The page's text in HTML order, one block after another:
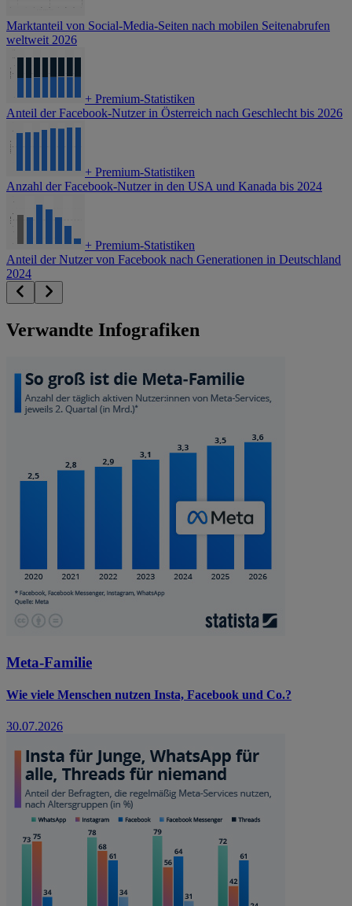
Marktanteil von Social-Media-Seiten nach mobilen Seitenabrufen
weltweit 2026
+ Premium-Statistiken
Anteil der Facebook-Nutzer in Österreich nach Geschlecht bis 2026
+ Premium-Statistiken
Anzahl der Facebook-Nutzer in den USA und Kanada bis 2024
+ Premium-Statistiken
Anteil der Nutzer von Facebook nach Generationen in Deutschland
2024
Verwandte Infografiken
Meta-Familie
Wie viele Menschen nutzen Insta, Facebook und Co.?
30.07.2026